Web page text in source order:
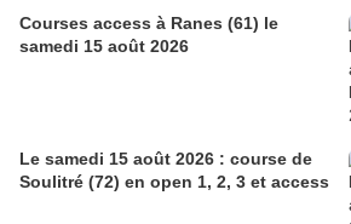
Courses access à Ranes (61) le
samedi 15 août 2026
Le samedi 15 août 2026 : course de
Soulitré (72) en open 1, 2, 3 et access